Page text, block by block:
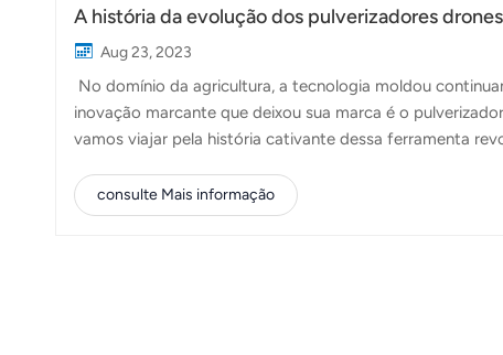
A história da evolução dos pulverizadores
Aug 23, 2023
No domínio da agricultura, a tecnologia moldou
inovação marcante que deixou sua marca é o
vamos viajar pela história cativante dessa ferramenta
experimentos com aeronaves controladas remotamente.
máquinas de precisão que vemos hoje. As suas
consulte Mais informação